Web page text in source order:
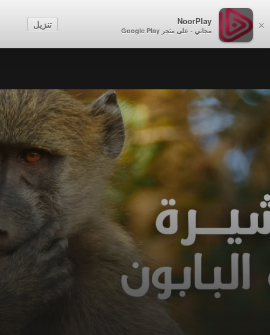
×
NoorPlay
مجاني - على متجر Google Play
تنزيل